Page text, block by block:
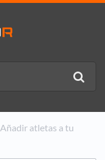
Añadir atletas a tu